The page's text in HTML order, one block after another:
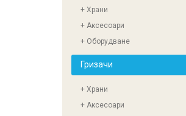
+ Храни
+ Аксесоари
+ Оборудване
Гризачи
+ Храни
+ Аксесоари